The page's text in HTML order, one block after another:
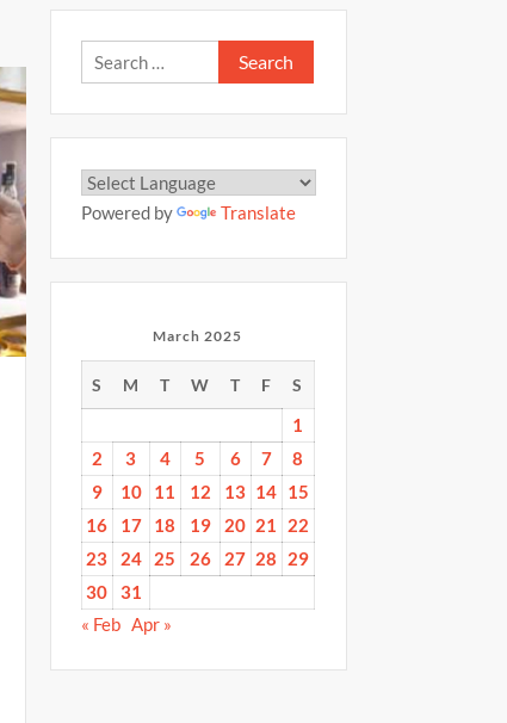
Search
for:
Powered by Translate
March 2025
S M T W T F S
1
2
3 4 5 6 7
8
9
10 11 12 13 14 15
16
17 18 19 20 21
22
23
24 25 26 27 28
29
30
31
« Feb Apr »